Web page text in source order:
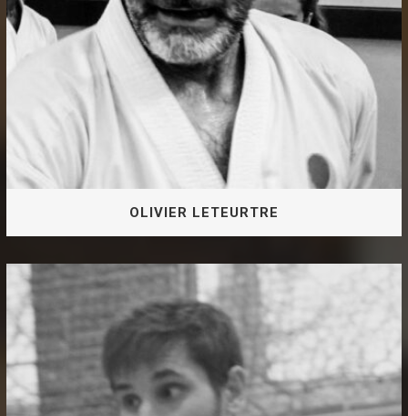
OLIVIER LETEURTRE
2ème Dan JKA Instructeur fédéral FFKDA
OLIVIER LETEURTRE